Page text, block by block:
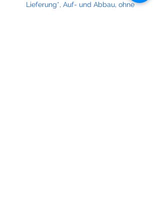
Lieferung*, Auf- und Abbau, ohne